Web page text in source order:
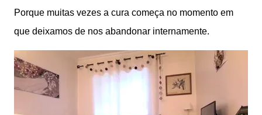
Porque muitas vezes a cura começa no momento em
que deixamos de nos abandonar internamente.